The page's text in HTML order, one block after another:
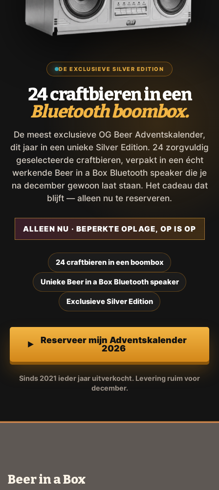
DE EXCLUSIEVE SILVER EDITION
24 craftbieren in een
Bluetooth boombox.
De meest exclusieve OG Beer Adventskalender,
dit jaar in een unieke Silver Edition. 24 zorgvuldig
geselecteerde craftbieren, verpakt in een écht
werkende Beer in a Box Bluetooth speaker die je
na december gewoon laat staan. Het cadeau dat
blijft — alleen nu te reserveren.
ALLEEN NU · BEPERKTE OPLAGE, OP IS OP
24 craftbieren in een boombox
Unieke Beer in a Box Bluetooth speaker
Exclusieve Silver Edition
Reserveer mijn Adventskalender
2026
Sinds 2021 ieder jaar uitverkocht. Levering ruim voor
december.
Beer in a Box